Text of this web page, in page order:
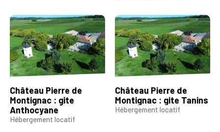
Château Pierre de
Montignac : gite
Anthocyane
Hébergement locatif
Château Pierre de
Montignac : gite Tanins
Hébergement locatif